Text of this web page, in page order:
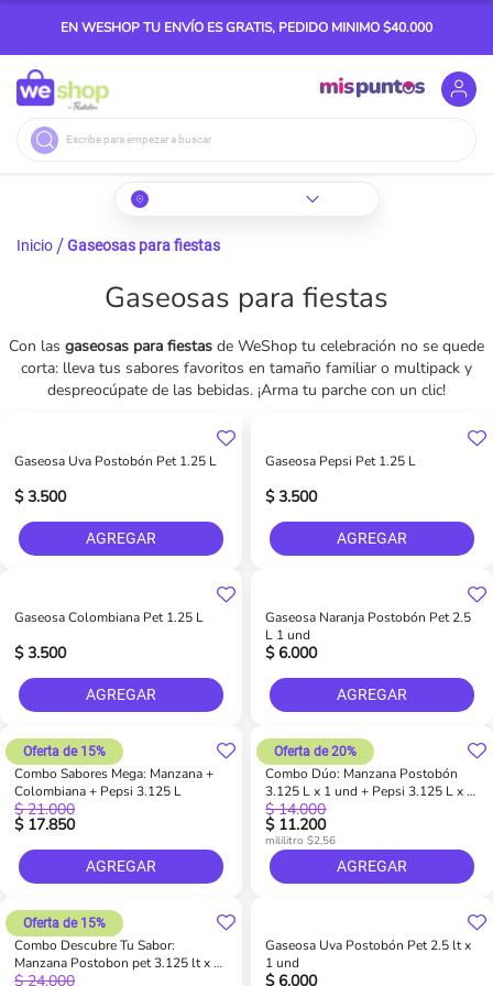
EN WESHOP TU ENVÍO ES GRATIS, PEDIDO MINIMO $40.000
Buscar
Inicio Gaseosas para fiestas
Gaseosas para fiestas
Con las gaseosas para fiestas de WeShop tu celebración no se quede
corta: lleva tus sabores favoritos en tamaño familiar o multipack y
despreocúpate de las bebidas. ¡Arma tu parche con un clic!
Gaseosa Uva Postobón Pet 1.25 L
$ 3.500
AGREGAR
Gaseosa Pepsi Pet 1.25 L
$ 3.500
AGREGAR
Gaseosa Colombiana Pet 1.25 L
$ 3.500
AGREGAR
Gaseosa Naranja Postobón Pet 2.5
L 1 und
$ 6.000
AGREGAR
Combo Sabores Mega: Manzana +
Colombiana + Pepsi 3.125 L
$ 17.850
$ 21.000
Oferta de 15%
AGREGAR
Combo Dúo: Manzana Postobón
3.125 L x 1 und + Pepsi 3.125 L x 1
und
$ 11.200
$ 14.000
Oferta de 20%
mililitro $2,56
AGREGAR
Combo Descubre Tu Sabor:
Manzana Postobon pet 3.125 lt x 1
und + Manzana Postobon pet 250
$ 24.000
Oferta de 15%
Gaseosa Uva Postobón Pet 2.5 lt x
1 und
$ 6.000